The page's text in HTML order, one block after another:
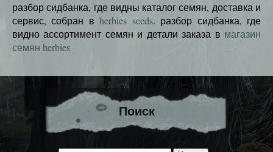
разбор сидбанка, где видны каталог семян, доставка и
сервис, собран вherbies seeds. разбор сидбанка, где
видно ассортимент семян и детали заказа в магазин
семян herbies
Поиск